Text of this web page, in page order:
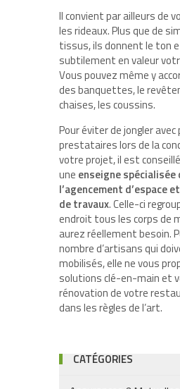
Il convient par ailleurs de
les rideaux. Plus que de
tissus, ils donnent le ton
subtilement en valeur
Vous pouvez même y
des banquettes, le
chaises, les coussins.
Pour éviter de jongler
prestataires lors de la
votre projet, il est
une enseigne spécialisée
l’agencement d’espace
de travaux. Celle-ci
endroit tous les corps de
aurez réellement besoin.
nombre d’artisans qui
mobilisés, elle ne vous
solutions clé-en-main et
rénovation de votre
dans les règles de l’art.
CATÉGORIES